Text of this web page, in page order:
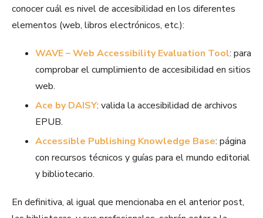
conocer cuál es nivel de accesibilidad en los diferentes
elementos (web, libros electrónicos, etc.):
WAVE – Web Accessibility Evaluation Tool: para
comprobar el cumplimiento de accesibilidad en sitios
web.
Ace by DAISY: valida la accesibilidad de archivos
EPUB.
Accessible Publishing Knowledge Base: página
con recursos técnicos y guías para el mundo editorial
y bibliotecario.
En definitiva, al igual que mencionaba en el anterior post,